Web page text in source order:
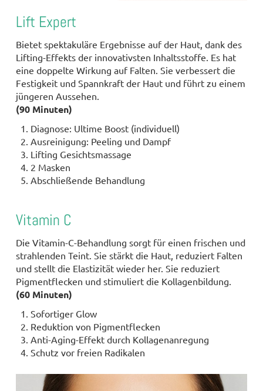
Lift Expert
Bietet spektakuläre Ergebnisse auf der Haut, dank des
Lifting-Effekts der innovativsten Inhaltsstoffe. Es hat
eine doppelte Wirkung auf Falten. Sie verbessert die
Festigkeit und Spannkraft der Haut und führt zu einem
jüngeren Aussehen.
(90 Minuten)
Diagnose: Ultime Boost (individuell)
Ausreinigung: Peeling und Dampf
Lifting Gesichtsmassage
2 Masken
Abschließende Behandlung
Vitamin C
Die Vitamin-C-Behandlung sorgt für einen frischen und
strahlenden Teint. Sie stärkt die Haut, reduziert Falten
und stellt die Elastizität wieder her. Sie reduziert
Pigmentflecken und stimuliert die Kollagenbildung.
(60 Minuten)
Sofortiger Glow
Reduktion von Pigmentflecken
Anti-Aging-Effekt durch Kollagenanregung
Schutz vor freien Radikalen